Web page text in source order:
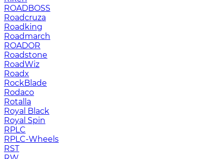
ROADBOSS
Roadcruza
Roadking
Roadmarch
ROADOR
Roadstone
RoadWiz
Roadx
RockBlade
Rodaco
Rotalla
Royal Black
Royal Spin
RPLC
RPLC-Wheels
RST